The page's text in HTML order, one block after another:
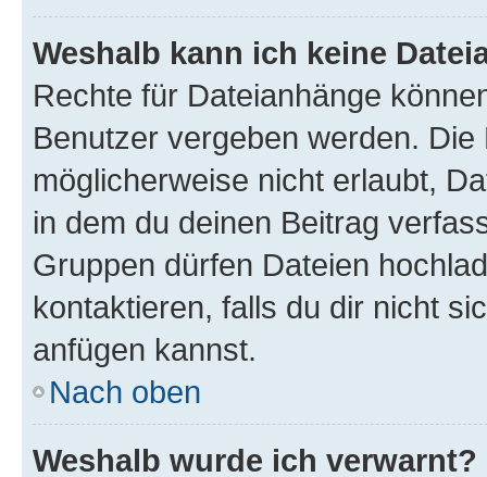
Weshalb kann ich keine
Rechte für Dateianhänge
Benutzer vergeben werden.
möglicherweise nicht erlaubt,
in dem du deinen Beitrag
Gruppen dürfen Dateien
kontaktieren, falls du dir nicht
anfügen kannst.
Nach oben
Weshalb wurde ich verwarnt?